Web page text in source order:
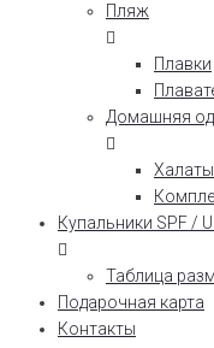
Пляж
Плавки
Домашняя
Халаты
Купальники SPF /
Таблица
Подарочная карта
Контакты